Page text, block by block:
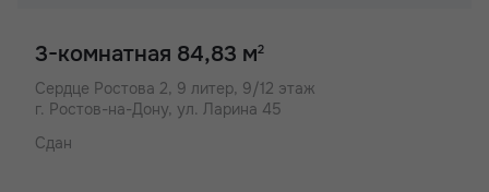
3-комнатная 84,83 м2
Сердце Ростова 2, 9 литер, 9/12 этаж
г. Ростов-на-Дону, ул. Ларина 45
Сдан